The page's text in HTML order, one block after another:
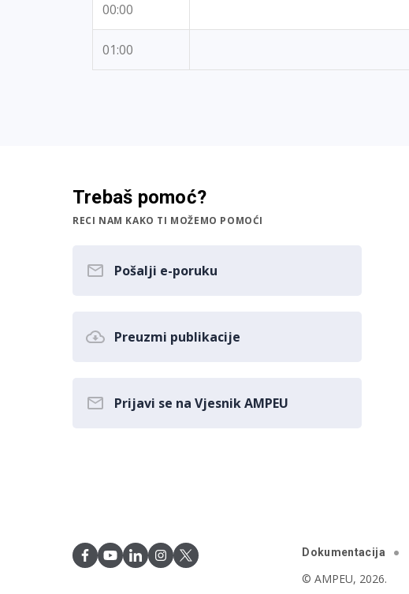
00:00
01:00
Trebaš pomoć?
RECI NAM KAKO TI MOŽEMO POMOĆI
Pošalji e-poruku
Preuzmi publikacije
Prijavi se na Vjesnik AMPEU
Dokumentacija
© AMPEU, 2026.